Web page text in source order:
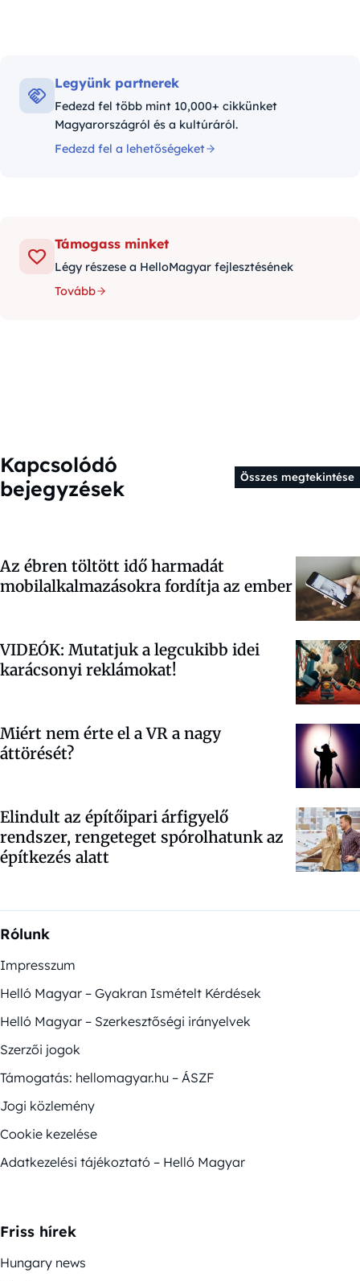
Legyünk partnerek
Fedezd fel több mint 10,000+ cikkünket
Magyarországról és a kultúráról.
Fedezd fel a lehetőségeket
Támogass minket
Légy részese a HelloMagyar fejlesztésének
Tovább
Kapcsolódó
bejegyzések
Összes megtekintése
Az ébren töltött idő harmadát
mobilalkalmazásokra fordítja az ember
VIDEÓK: Mutatjuk a legcukibb idei
karácsonyi reklámokat!
Miért nem érte el a VR a nagy
áttörését?
Elindult az építőipari árfigyelő
rendszer, rengeteget spórolhatunk az
építkezés alatt
Rólunk
Impresszum
Helló Magyar – Gyakran Ismételt Kérdések
Helló Magyar – Szerkesztőségi irányelvek
Szerzői jogok
Támogatás: hellomagyar.hu – ÁSZF
Jogi közlemény
Cookie kezelése
Adatkezelési tájékoztató – Helló Magyar
Friss hírek
Hungary news